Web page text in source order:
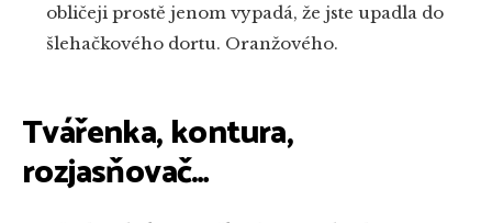
obličeji prostě jenom vypadá, že jste upadla do
šlehačkového dortu. Oranžového.
Tvářenka, kontura,
rozjasňovač…